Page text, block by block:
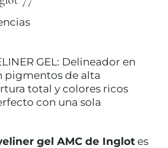
PROMOCIONALES
TRATAMIENTOS
GEL: Delineador en
pigmentos de alta
total y colores ricos
con una sola
gel AMC de Inglot es